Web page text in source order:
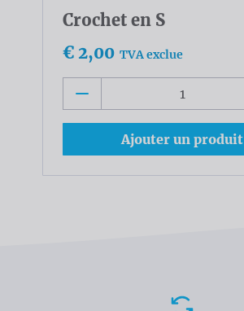
Crochet en S
€ 2,00 TVA exclue
Ajouter un produit